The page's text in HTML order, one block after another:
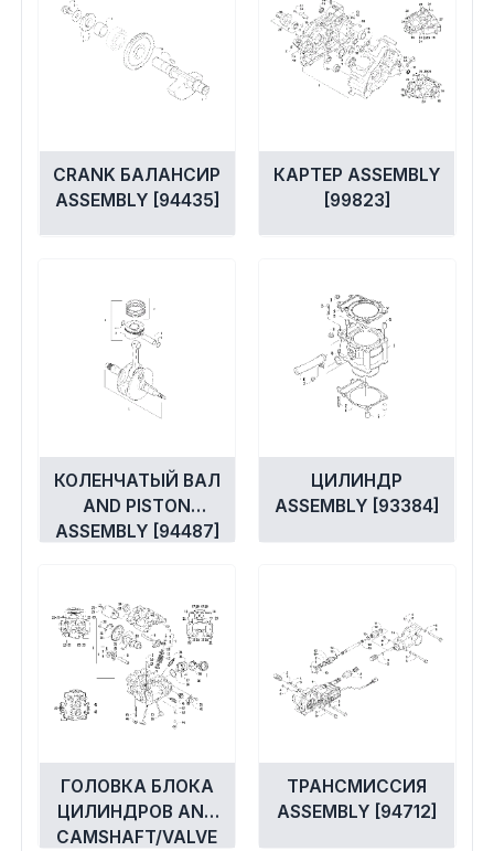
CRANK БАЛАНСИР
ASSEMBLY [94435]
КАРТЕР ASSEMBLY
[99823]
КОЛЕНЧАТЫЙ ВАЛ
AND PISTON
ASSEMBLY [94487]
ЦИЛИНДР
ASSEMBLY [93384]
ГОЛОВКА БЛОКА
ЦИЛИНДРОВ AND
CAMSHAFT/VALVE
ТРАНСМИССИЯ
ASSEMBLY [94712]